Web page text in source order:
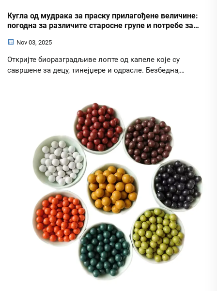
Кугла од мудрака за праску прилагођене величине:
погодна за различите старосне групе и потребе за
Nov 03, 2025
Откријте биоразградљиве лопте од капеле које су
савршене за децу, тинејџере и одрасле. Безбедна,